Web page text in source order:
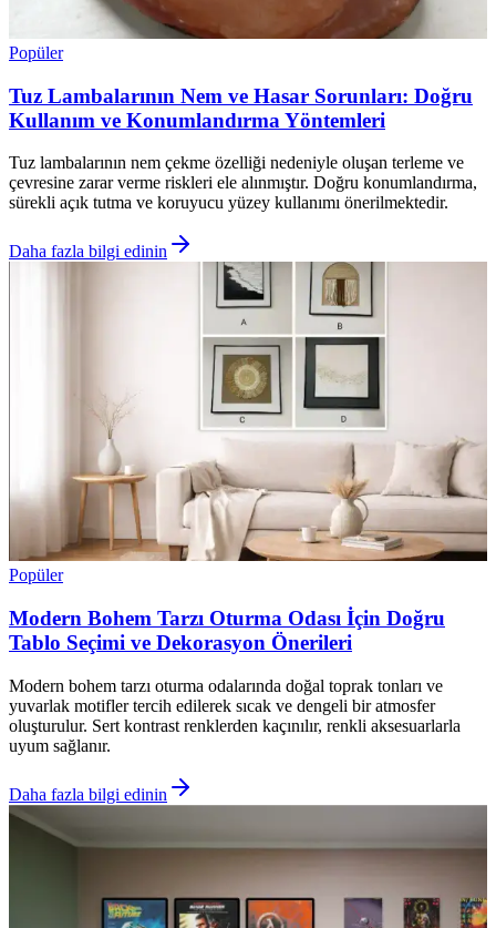
Popüler
Tuz Lambalarının Nem ve Hasar Sorunları: Doğru
Kullanım ve Konumlandırma Yöntemleri
Tuz lambalarının nem çekme özelliği nedeniyle oluşan terleme ve
çevresine zarar verme riskleri ele alınmıştır. Doğru konumlandırma,
sürekli açık tutma ve koruyucu yüzey kullanımı önerilmektedir.
Daha fazla bilgi edinin
Popüler
Modern Bohem Tarzı Oturma Odası İçin Doğru
Tablo Seçimi ve Dekorasyon Önerileri
Modern bohem tarzı oturma odalarında doğal toprak tonları ve
yuvarlak motifler tercih edilerek sıcak ve dengeli bir atmosfer
oluşturulur. Sert kontrast renklerden kaçınılır, renkli aksesuarlarla
uyum sağlanır.
Daha fazla bilgi edinin